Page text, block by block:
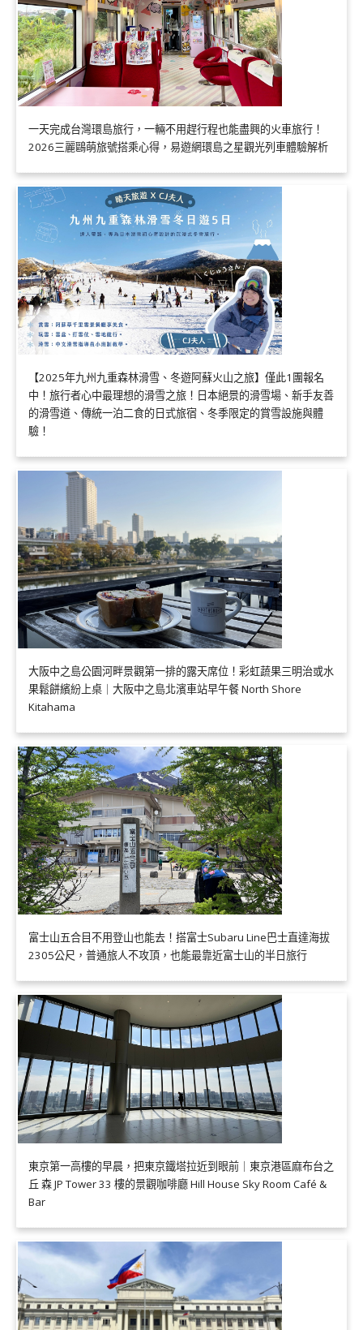
一天完成台灣環島旅行，一輛不用趕行程也能盡興的火車旅行！
2026三麗鷗萌旅號搭乘心得，易遊網環島之星觀光列車體驗解析
【2025年九州九重森林滑雪、冬遊阿蘇火山之旅】僅此1團報名
中！旅行者心中最理想的滑雪之旅！日本絕景的滑雪場、新手友善
的滑雪道、傳統一泊二食的日式旅宿、冬季限定的賞雪設施與體
驗！
大阪中之島公園河畔景觀第一排的露天席位！彩虹蔬果三明治或水
果鬆餅繽紛上桌｜大阪中之島北濱車站早午餐 North Shore
Kitahama
富士山五合目不用登山也能去！搭富士Subaru Line巴士直達海拔
2305公尺，普通旅人不攻頂，也能最靠近富士山的半日旅行
東京第一高樓的早晨，把東京鐵塔拉近到眼前｜東京港區麻布台之
丘 森 JP Tower 33 樓的景觀咖啡廳 Hill House Sky Room Café &
Bar